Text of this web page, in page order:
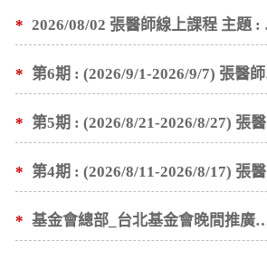
* 2026/08/02 張醫師線上課程 主題 : 1.基金會公告 2.塗抹按推薑粉泥手法教學
* 第6期 : (2026/9/1-2026/9/7) 張醫師親自培訓手法 廣州基礎班7 天錄取名單公告
* 第5期 : (2026/8/21-2026/8/27) 張醫師親自培訓手法 廣州基礎班7 天錄取名單公告
* 第4期 : (2026/8/11-2026/8/17) 張醫師親自培訓手法 廣州基礎班7 天錄取名單公告
* 基金會總部_台北基金會晚間推廣暫停服務公告